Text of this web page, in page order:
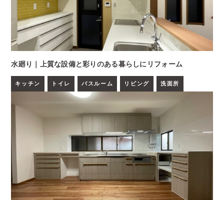
水廻り｜上質な設備と彩りのある暮らしにリフォーム
キッチン トイレ バスルーム リビング 洗面所